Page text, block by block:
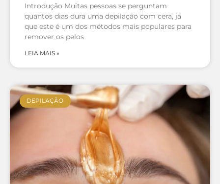
Introdução Muitas pessoas se perguntam
quantos dias dura uma depilação com cera, já
que este é um dos métodos mais populares para
remover os pelos
LEIA MAIS »
DEPILAÇÃO